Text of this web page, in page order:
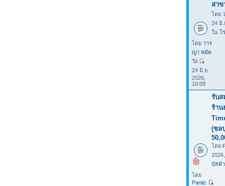
สาข
โดย
24 มิ.
ใน โ
โดย วาร
ญา หมัด
วัง
24 มิ.ย.
2026,
10:09
รับส
ร้าน
(ชล
โดย
บัสต้า
โดย
Paniiz